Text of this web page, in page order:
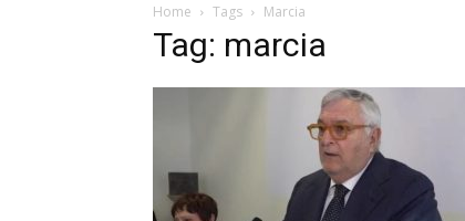
Home Tags Marcia
Tag: marcia